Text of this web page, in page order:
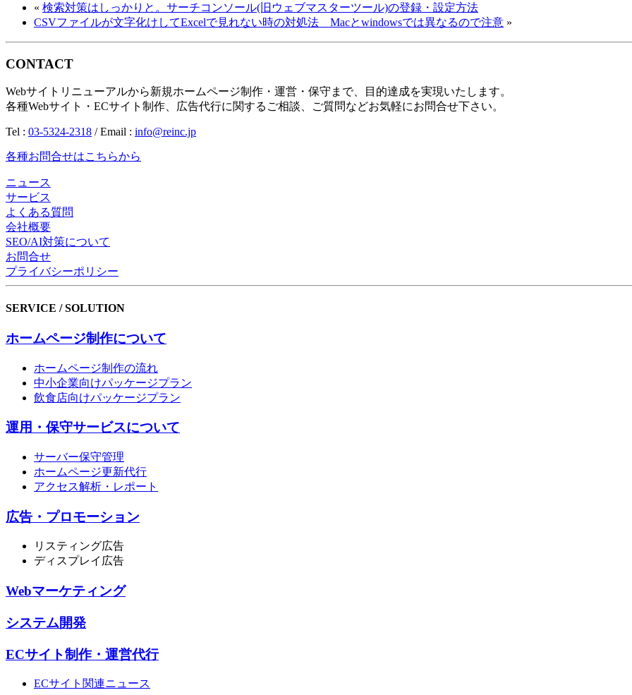
« 検索対策はしっかりと。サーチコンソール(旧ウェブマスターツール)の登録・設定方法
CSVファイルが文字化けしてExcelで見れない時の対処法 Macとwindowsでは異なるので注意 »
CONTACT
Webサイトリニューアルから新規ホームページ制作・運営・保守まで、目的達成を実現いたします。
各種Webサイト・ECサイト制作、広告代行に関するご相談、ご質問などお気軽にお問合せ下さい。
Tel : 03-5324-2318 / Email : info@reinc.jp
各種お問合せはこちらから
ニュース
サービス
よくある質問
会社概要
SEO/AI対策について
お問合せ
プライバシーポリシー
SERVICE / SOLUTION
ホームページ制作について
ホームページ制作の流れ
中小企業向けパッケージプラン
飲食店向けパッケージプラン
運用・保守サービスについて
サーバー保守管理
ホームページ更新代行
アクセス解析・レポート
広告・プロモーション
リスティング広告
ディスプレイ広告
Webマーケティング
システム開発
ECサイト制作・運営代行
ECサイト関連ニュース